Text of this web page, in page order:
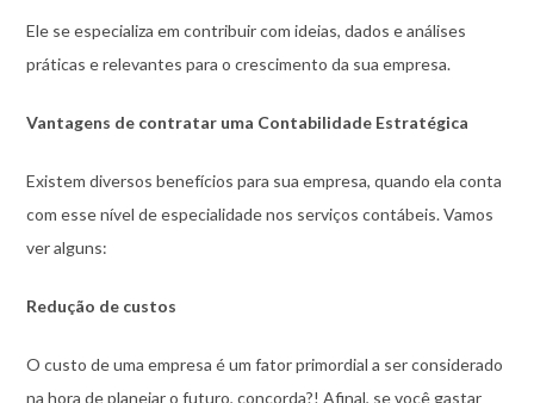
Ele se especializa em contribuir com ideias, dados e análises
práticas e relevantes para o crescimento da sua empresa.
Vantagens de contratar uma Contabilidade Estratégica
Existem diversos benefícios para sua empresa, quando ela conta
com esse nível de especialidade nos serviços contábeis. Vamos
ver alguns:
Redução de custos
O custo de uma empresa é um fator primordial a ser considerado
na hora de planejar o futuro, concorda?! Afinal, se você gastar